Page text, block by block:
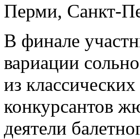
Перми, Санкт-
В финале
вариации
из
конкурсантов
деятели